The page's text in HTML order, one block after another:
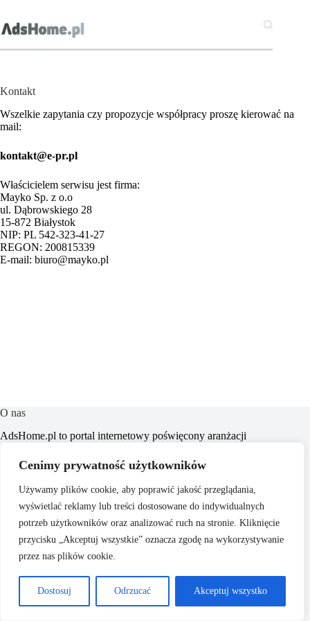
Cenimy prywatność użytkowników
Używamy plików cookie, aby poprawić jakość przeglądania,
wyświetlać reklamy lub treści dostosowane do indywidualnych
potrzeb użytkowników oraz analizować ruch na stronie. Kliknięcie
przycisku „Akceptuj wszystkie” oznacza zgodę na wykorzystywanie
przez nas plików cookie.
Dostosuj Odrzucać Akceptuj wszystko
treści
Kontakt
Wszelkie zapytania czy propozycje współpracy proszę kierować na
mail:
kontakt@e-pr.pl
Właścicielem serwisu jest firma:
Mayko Sp. z o.o
ul. Dąbrowskiego 28
15-872 Białystok
NIP: PL 542-323-41-27
REGON: 200815339
E-mail: biuro@mayko.pl
O nas
​AdsHome.pl to portal internetowy poświęcony aranżacji
celem jest dostarczanie praktycznych wskazówek i inspiracji,
które pomogą czytelnikom w tworzeniu komfortowych i
stylowych przestrzeni życiowych.
Copyright © 2026 - ​
O nas
Polityka Prywatności